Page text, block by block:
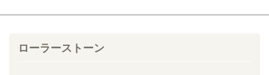
ローラーストーン